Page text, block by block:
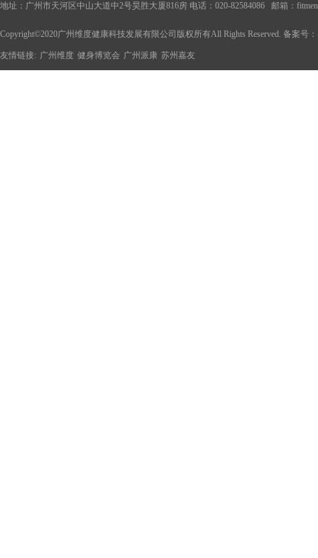
地址：广州市天河区中山大道中2号昊胜大厦816房 电话：020-82584086 邮箱：
Copyright©2020广州维度健康科技发展有限公司版权所有All Rights Reserved. 备案号：
友情链接: 广州维度 健身博览会 广州派康 苏州嘉友